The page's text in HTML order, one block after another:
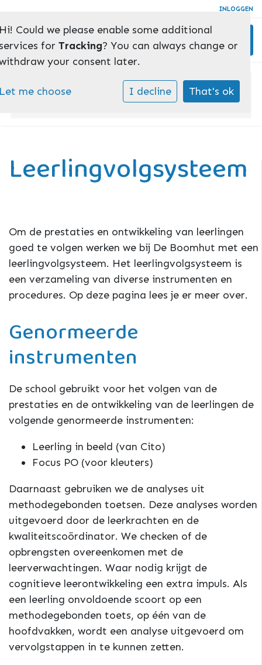
INLOGGEN
Home Onderwijs»
Leerlingvolgsysteem
Leerlingvolgsysteem
Om de prestaties en ontwikkeling van leerlingen
goed te volgen werken we bij De Boomhut met een
leerlingvolgsysteem. Het leerlingvolgsysteem is
een verzameling van diverse instrumenten en
procedures. Op deze pagina lees je er meer over.
Genormeerde
instrumenten
De school gebruikt voor het volgen van de
prestaties en de ontwikkeling van de leerlingen de
volgende genormeerde instrumenten:
Leerling in beeld (van Cito)
Focus PO (voor kleuters)
Daarnaast gebruiken we de analyses uit
methodegebonden toetsen. Deze analyses worden
uitgevoerd door de leerkrachten en de
kwaliteitscoördinator. We checken of de
opbrengsten overeenkomen met de
leerverwachtingen. Waar nodig krijgt de
cognitieve leerontwikkeling een extra impuls. Als
een leerling onvoldoende scoort op een
methodegebonden toets, op één van de
hoofdvakken, wordt een analyse uitgevoerd om
vervolgstappen in te kunnen zetten.
Could we please enable some additional
for Tracking? You can always change or
your consent later.
me choose I decline That's ok